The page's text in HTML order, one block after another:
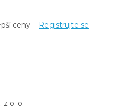
ceny - Registrujte se
z o. o.